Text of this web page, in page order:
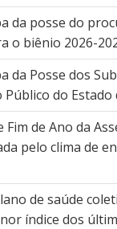
da posse do
o biênio 2026-
da Posse dos
do Estado
de Ano da
pelo clima de
de saúde
índice dos